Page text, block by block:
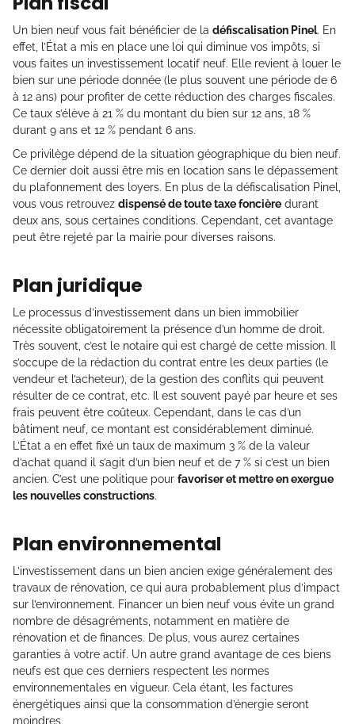
Un bien neuf vous fait bénéficier de la défiscalisation Pinel. En
effet, l’État a mis en place une loi qui diminue vos impôts, si
vous faites un investissement locatif neuf. Elle revient à louer le
bien sur une période donnée (le plus souvent une période de 6
à 12 ans) pour profiter de cette réduction des charges fiscales.
Ce taux s’élève à 21 % du montant du bien sur 12 ans, 18 %
durant 9 ans et 12 % pendant 6 ans.
Ce privilège dépend de la situation géographique du bien neuf.
Ce dernier doit aussi être mis en location sans le dépassement
du plafonnement des loyers. En plus de la défiscalisation Pinel,
vous vous retrouvez dispensé de toute taxe foncière durant
deux ans, sous certaines conditions. Cependant, cet avantage
peut être rejeté par la mairie pour diverses raisons.
Plan juridique
Le processus d’investissement dans un bien immobilier
nécessite obligatoirement la présence d’un homme de droit.
Très souvent, c’est le notaire qui est chargé de cette mission. Il
s’occupe de la rédaction du contrat entre les deux parties (le
vendeur et l’acheteur), de la gestion des conflits qui peuvent
résulter de ce contrat, etc. Il est souvent payé par heure et ses
frais peuvent être coûteux. Cependant, dans le cas d’un
bâtiment neuf, ce montant est considérablement diminué.
L’État a en effet fixé un taux de maximum 3 % de la valeur
d’achat quand il s’agit d’un bien neuf et de 7 % si c’est un bien
ancien. C’est une politique pour favoriser et mettre en exergue
les nouvelles constructions.
Plan environnemental
L’investissement dans un bien ancien exige généralement des
travaux de rénovation, ce qui aura probablement plus d’impact
sur l’environnement. Financer un bien neuf vous évite un grand
nombre de désagréments, notamment en matière de
rénovation et de finances. De plus, vous aurez certaines
garanties à votre actif. Un autre grand avantage de ces biens
neufs est que ces derniers respectent les normes
environnementales en vigueur. Cela étant, les factures
énergétiques ainsi que la consommation d’énergie seront
moindres.